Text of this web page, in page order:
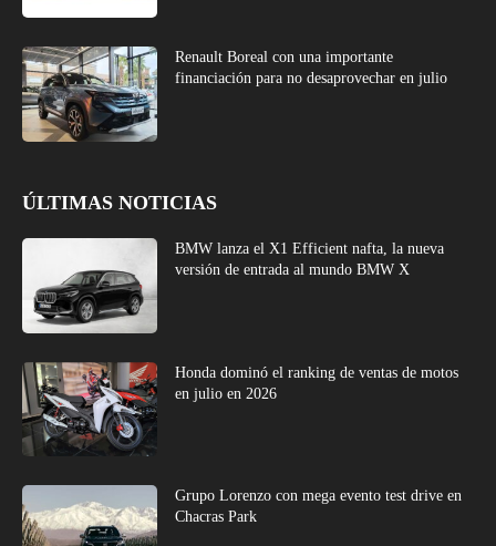
Renault Boreal con una importante
financiación para no desaprovechar en julio
ÚLTIMAS NOTICIAS
BMW lanza el X1 Efficient nafta, la nueva
versión de entrada al mundo BMW X
Honda dominó el ranking de ventas de motos
en julio en 2026
Grupo Lorenzo con mega evento test drive en
Chacras Park